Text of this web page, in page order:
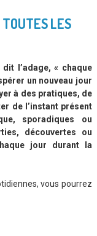
LES
l’adage, « chaque
un nouveau jour
à des pratiques, de
de l’instant présent
sporadiques ou
découvertes ou
jour durant la
vous pourrez